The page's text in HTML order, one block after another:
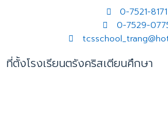
0-7521-8171
0-7529-
ที่ตั้งโรงเรียนตรังคริสเตียนศึกษา